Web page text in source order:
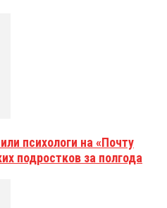
психологи на «Почту
подростков за полгода